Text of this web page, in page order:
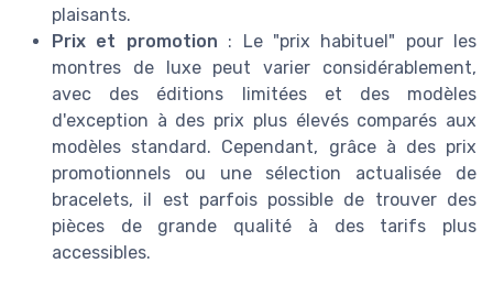
plaisants.
Prix et promotion : Le "prix habituel" pour les
montres de luxe peut varier considérablement,
avec des éditions limitées et des modèles
d'exception à des prix plus élevés comparés aux
modèles standard. Cependant, grâce à des prix
promotionnels ou une sélection actualisée de
bracelets, il est parfois possible de trouver des
pièces de grande qualité à des tarifs plus
accessibles.